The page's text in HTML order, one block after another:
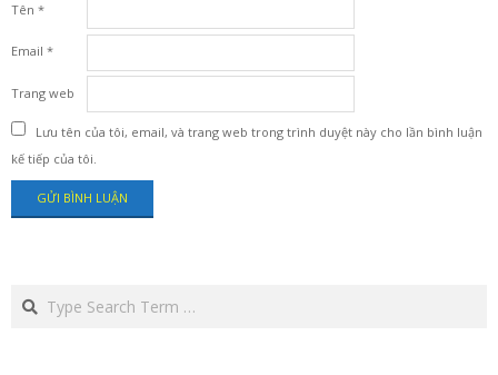
Tên *
Email *
Trang web
Lưu tên của tôi, email, và trang web trong trình duyệt này cho lần bình luận
kế tiếp của tôi.
Search